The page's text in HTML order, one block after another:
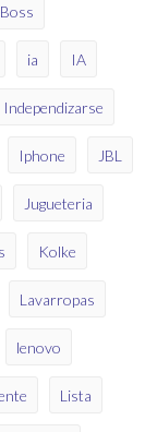
ia IA
Independizarse
Iphone JBL
Jugueteria
Kolke
Lavarropas
lenovo
Lista